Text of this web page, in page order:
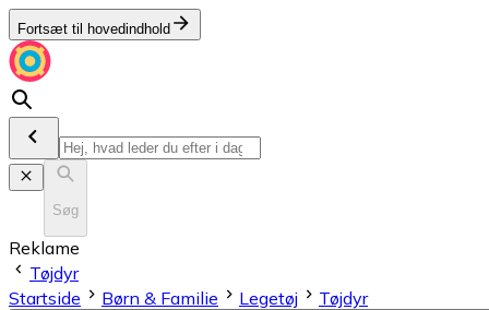
Fortsæt til hovedindhold
Søg
Reklame
Tøjdyr
Startside
Børn & Familie Legetøj Tøjdyr